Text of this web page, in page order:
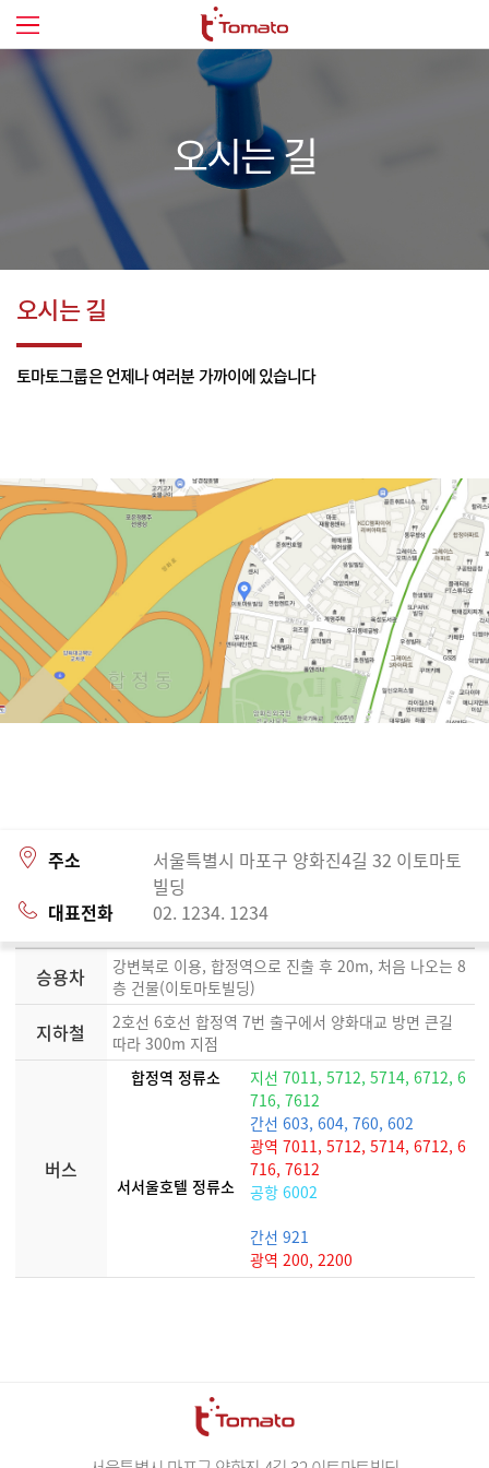
오시는 길
오시는 길
토마토그룹은 언제나 여러분 가까이에 있습니다
주소
서울특별시 마포구 양화진4길 32 이토마토
빌딩
대표전화
02. 1234. 1234
승용차
강변북로 이용, 합정역으로 진출 후 20m, 처음 나오는 8
층 건물(이토마토빌딩)
지하철
2호선 6호선 합정역 7번 출구에서 양화대교 방면 큰길
따라 300m 지점
버스
합정역 정류소
서서울호텔 정류소
지선 7011, 5712, 5714, 6712, 6
716, 7612
간선 603, 604, 760, 602
광역 7011, 5712, 5714, 6712, 6
716, 7612
공항 6002
간선 921
광역 200, 2200